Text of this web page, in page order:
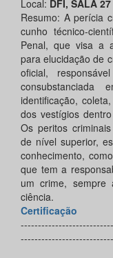
Local: DFI, SALA 27
Resumo: A perícia
cunho técnico-
Penal, que visa a
para elucidação de
oficial,
identificação,
dos vestígios
Os peritos
de nível superior,
conhecimento,
que tem a
um crime, sempre
ciência.
Certificação